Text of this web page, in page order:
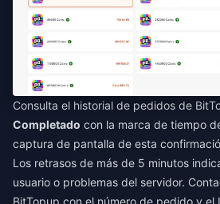
Consulta el historial de pedidos de
Completado con la marca de tiempo
captura de pantalla de esta
Los retrasos de más de 5 minutos
usuario o problemas del servidor.
BitTopup con el número de pedido y el